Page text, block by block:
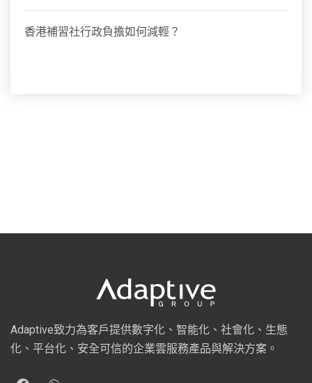
香港補習社行政負擔如何減輕？
Adaptive致力為客戶提供數字化、智能化、社會化、生態
化、平台化、安全可信的企業雲服務產品與解決方案。